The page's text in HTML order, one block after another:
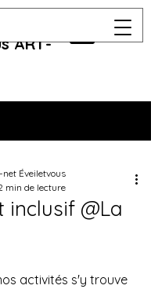
ART-
inclusif @La
Éveiletvous
min de lecture
activités s'y trouve